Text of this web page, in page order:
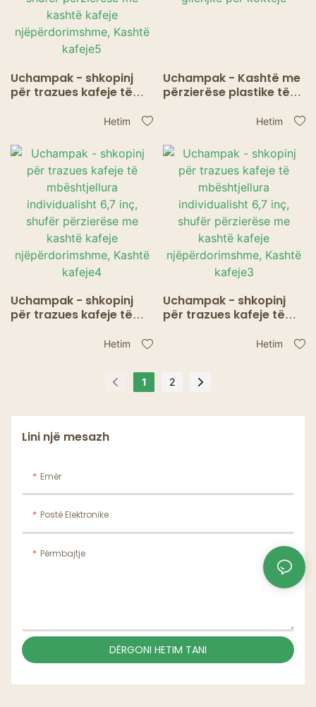
Uchampak - shkopinj
për trazues kafeje të
individualisht 6,7 inç,
kashtë kafeje
njëpërdorimshme,
Kashtë kafeje5
Hetim
Uchampak - Kashtë me
përzierëse plastike të
individualisht, të zeza
kokteje
Hetim
Uchampak - shkopinj
për trazues kafeje të
individualisht 6,7 inç,
njëpërdorimshme,
Hetim
Uchampak - shkopinj
për trazues kafeje të
individualisht 6,7 inç,
njëpërdorimshme,
Hetim
1 2
Lini një mesazh
Emër
Postë Elektronike
Përmbajtje
DËRGONI HETIM TANI